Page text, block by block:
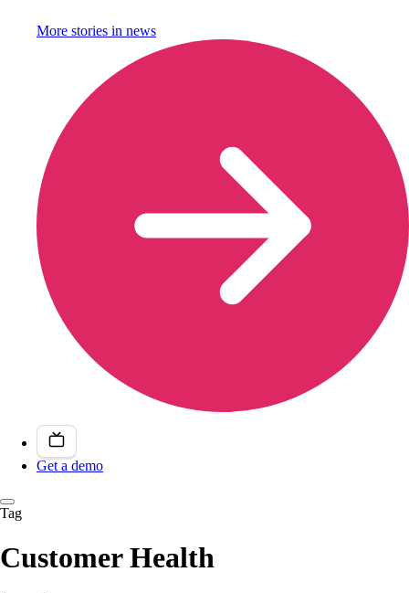
More stories in news
Get a demo
Tag
Customer Health